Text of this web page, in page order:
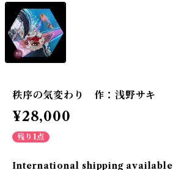
秩序の気変わり 作：浅野サキ
¥28,000
残り1点
International shipping available